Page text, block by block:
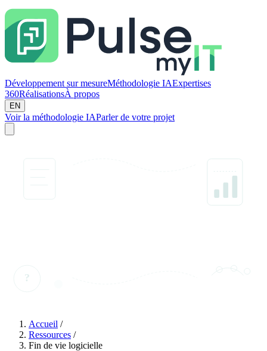
Développement sur mesureMéthodologie IAExpertises
360RéalisationsÀ propos
EN
Voir la méthodologie IAParler de votre projet
?
Accueil /
Ressources /
Fin de vie logicielle